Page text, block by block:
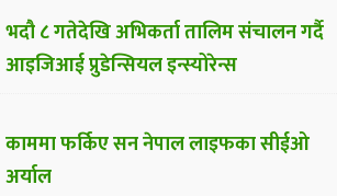
भदौ ८ गतेदेखि अभिकर्ता तालिम संचालन गर्दै
आइजिआई प्रुडेन्सियल इन्स्योरेन्स
काममा फर्किए सन नेपाल लाइफका सीईओ
अर्याल